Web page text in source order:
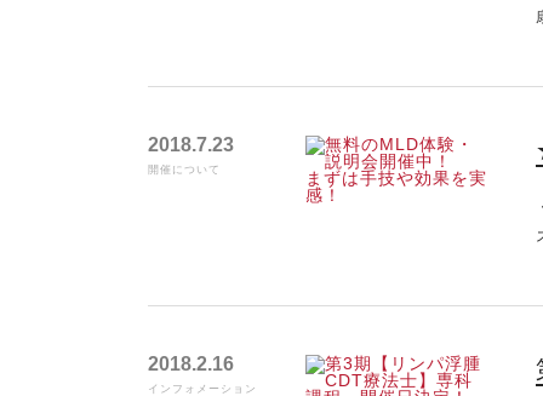
2018.7.23
開催について
2018.2.16
インフォメーション